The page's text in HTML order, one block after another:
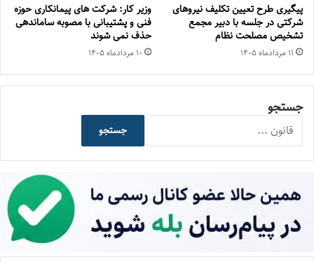
پیگیری طرح تعیین تکلیف نیروهای
شرکتی در جلسه با دبیر مجمع
تشخیص مصلحت نظام
۱۱ مرداد‌ماه ۱۴۰۵
وزیر کار: شرکت های پیمانکاری حوزه
فنی و پشتیبانی با مصوبه ساماندهی
حذف نمی شوند
۱۰ مرداد‌ماه ۱۴۰۵
جستجو
جستجو